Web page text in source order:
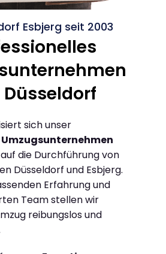
Esbjerg seit 2003
sich unser
auf die Durchführung von
Düsseldorf und Esbjerg.
Erfahrung und
Team stellen wir
reibungslos und